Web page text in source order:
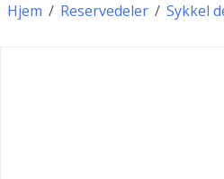
/
Hjem /
Reservedeler Sykkel